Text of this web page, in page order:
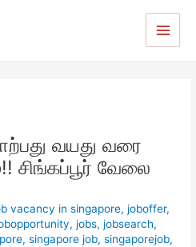
Main
வயது வரை
சிங்கப்பூர் வேலை
vacancy in singapore,joboffer,
,jobs,jobsearch,
,singapore job,singaporejob,